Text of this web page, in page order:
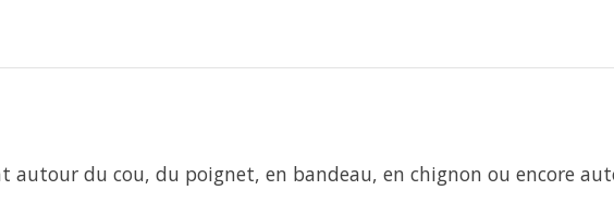
autour du cou, du poignet, en bandeau, en chignon ou encore